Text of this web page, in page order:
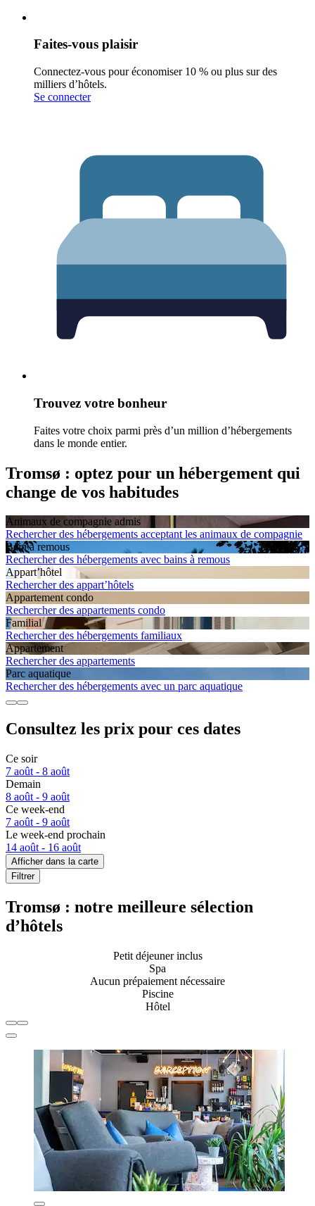
Faites-vous plaisir
Connectez-vous pour économiser 10 % ou plus sur des
milliers d’hôtels.
Se connecter
Trouvez votre bonheur
Faites votre choix parmi près d’un million d’hébergements
dans le monde entier.
Tromsø : optez pour un hébergement qui
change de vos habitudes
Animaux de compagnie admis
Rechercher des hébergements acceptant les animaux de compagnie
Bain à remous
Rechercher des hébergements avec bains à remous
Appart’hôtel
Rechercher des appart’hôtels
Apparte­ment condo
Rechercher des appartements condo
Familial
Rechercher des hébergements familiaux
Apparte­ment
Rechercher des appartements
Parc aquatique
Rechercher des hébergements avec un parc aquatique
Consultez les prix pour ces dates
Ce soir
7 août - 8 août
Demain
8 août - 9 août
Ce week-end
7 août - 9 août
Le week-end prochain
14 août - 16 août
Afficher dans la carte
Filtrer
Tromsø : notre meilleure sélection
d’hôtels
Petit déjeuner inclus
Spa
Aucun prépaiement nécessaire
Piscine
Hôtel